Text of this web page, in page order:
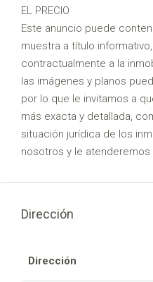
EL PRECIO
Este anuncio puede
muestra a título
contractualmente a la
las imágenes y planos
por lo que le invitamos a
más exacta y detallada,
situación jurídica de los
nosotros y le
Dirección
Dirección